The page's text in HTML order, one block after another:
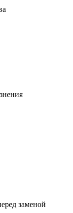
заменой